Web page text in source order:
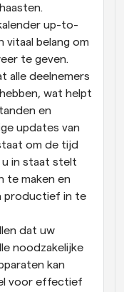
up-to-
vitaal belang om
te geven.
alle deelnemers
wat helpt
en
updates van
om de tijd
in staat stelt
te maken en
productief in te
dat uw
noodzakelijke
kan
voor effectief